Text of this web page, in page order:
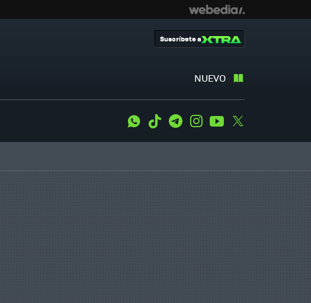
NUEVO
Suscríbete a
WhatsApp
Tiktok TelegramInstagramYoutube